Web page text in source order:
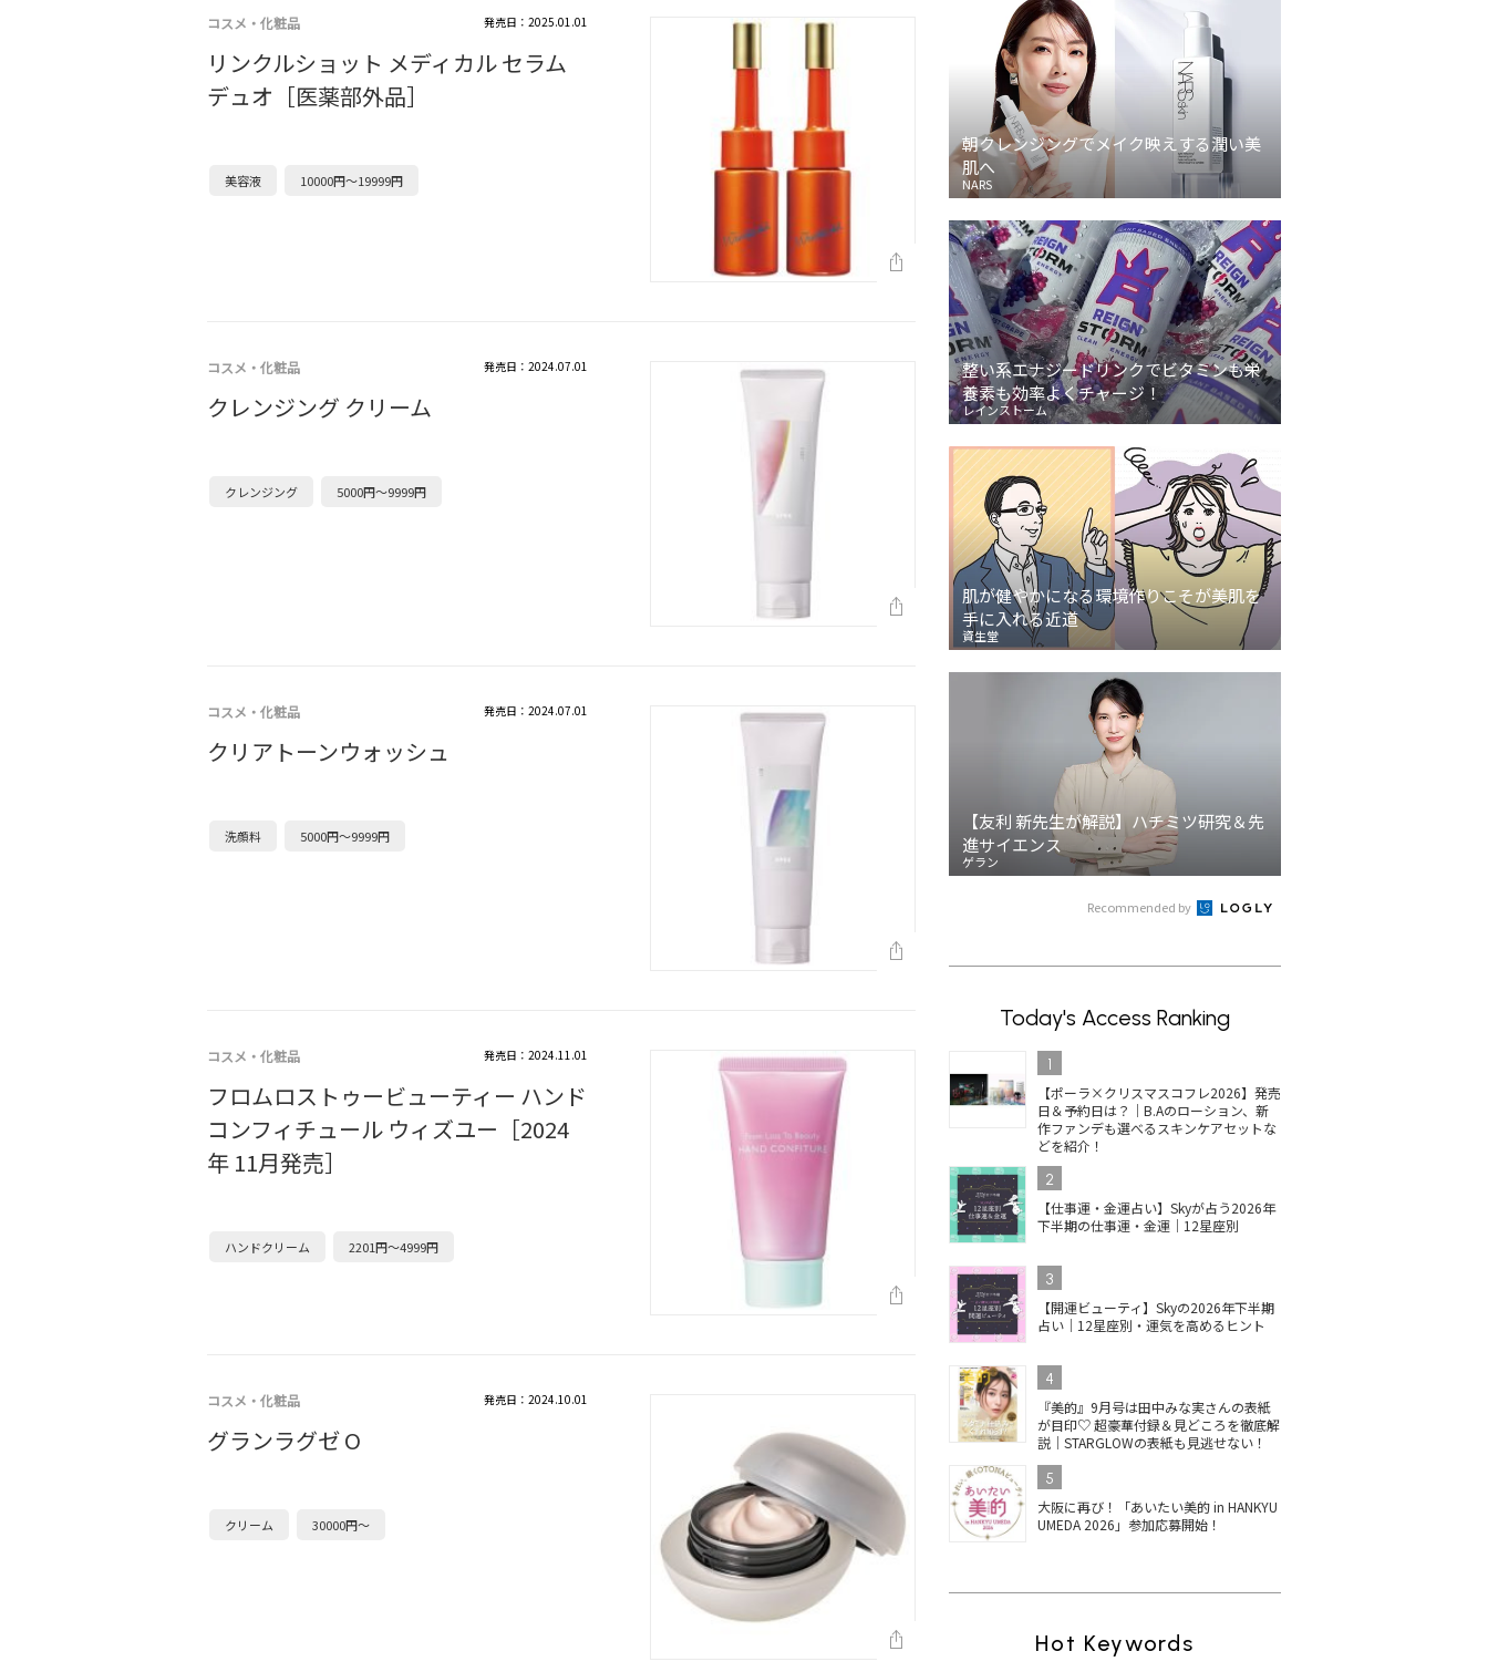
コスメ・化粧品 発売日：2025.01.01
リンクルショット メディカル セラム
デュオ［医薬部外品］
美容液 10000円～19999円
コスメ・化粧品 発売日：2024.07.01
クレンジング クリーム
クレンジング 5000円～9999円
コスメ・化粧品 発売日：2024.07.01
クリアトーンウォッシュ
洗顔料 5000円～9999円
コスメ・化粧品 発売日：2024.11.01
フロムロストゥービューティー ハンド
コンフィチュール ウィズユー［2024
年 11月発売］
ハンドクリーム 2201円～4999円
コスメ・化粧品 発売日：2024.10.01
グランラグゼ O
クリーム 30000円～
朝クレンジングでメイク映えする潤い美
肌へ
NARS
整い系エナジードリンクでビタミンも栄
養素も効率よくチャージ！
レインストーム
肌が健やかになる環境作りこそが美肌を
手に入れる近道
資生堂
【友利 新先生が解説】ハチミツ研究＆先
進サイエンス
ゲラン
Recommended by
Today's Access Ranking
1
【ポーラ×クリスマスコフレ2026】発売
日＆予約日は？｜B.Aのローション、新
作ファンデも選べるスキンケアセットな
どを紹介！
2
【仕事運・金運占い】Skyが占う2026年
下半期の仕事運・金運｜12星座別
3
【開運ビューティ】Skyの2026年下半期
占い｜12星座別・運気を高めるヒント
4
『美的』9月号は田中みな実さんの表紙
が目印♡ 超豪華付録＆見どころを徹底解
説｜STARGLOWの表紙も見逃せない！
5
大阪に再び！「あいたい美的 in HANKYU
UMEDA 2026」参加応募開始！
Hot Keywords